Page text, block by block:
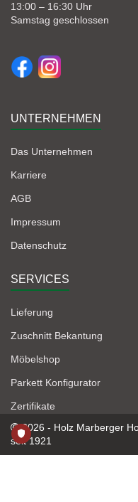
13:00 – 16:30 Uhr
Samstag geschlossen
UNTERNEHMEN
Das Unternehmen
Karriere
AGB
Impressum
Datenschutz
SERVICES
Lieferung
Zuschnitt Bekantung
Möbelshop
Parkett Konfigurator
Zertifikate
2026 - Holz Marberger
seit 1921